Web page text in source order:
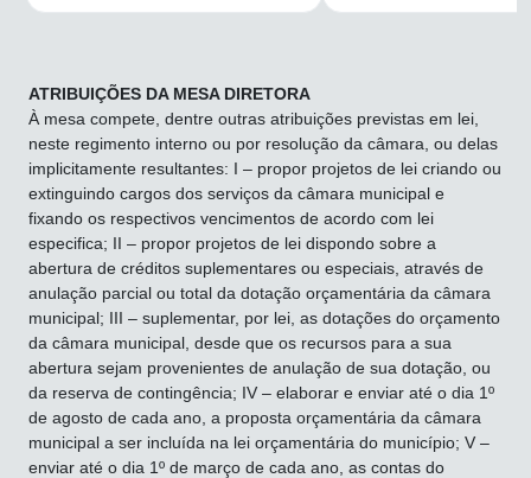
ATRIBUIÇÕES DA MESA DIRETORA
À mesa compete, dentre outras atribuições previstas em lei,
neste regimento interno ou por resolução da câmara, ou delas
implicitamente resultantes: I – propor projetos de lei criando ou
extinguindo cargos dos serviços da câmara municipal e
fixando os respectivos vencimentos de acordo com lei
especifica; II – propor projetos de lei dispondo sobre a
abertura de créditos suplementares ou especiais, através de
anulação parcial ou total da dotação orçamentária da câmara
municipal; III – suplementar, por lei, as dotações do orçamento
da câmara municipal, desde que os recursos para a sua
abertura sejam provenientes de anulação de sua dotação, ou
da reserva de contingência; IV – elaborar e enviar até o dia 1º
de agosto de cada ano, a proposta orçamentária da câmara
municipal a ser incluída na lei orçamentária do município; V –
enviar até o dia 1º de março de cada ano, as contas do